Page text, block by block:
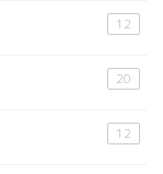
12
20
12